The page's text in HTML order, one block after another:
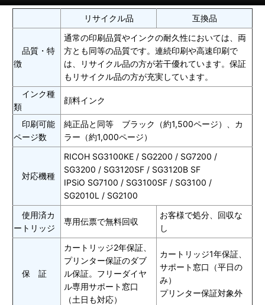
リサイクル品 互換品
品質・特
徴
通常の印刷品質やインクの耐久性においては、両
方とも同等の品質です。連続印刷や高速印刷で
は、リサイクル品の方が若干優れています。保証
もリサイクル品の方が充実しています。
インク種
類
顔料インク
印刷可能
ページ数
純正品と同等 ブラック（約1,500ページ）、カ
ラー（約1,000ページ）
対応機種
RICOH SG3100KE / SG2200 / SG7200 /
SG3200 / SG3120SF / SG3120B SF
IPSiO SG7100 / SG3100SF / SG3100 /
SG2010L / SG2100
使用済カ
ートリッジ
専用伝票で無料回収
お客様で処分、回収な
し
保 証
カートリッジ2年保証、
プリンター保証のダブ
ル保証。フリーダイヤ
ル専用サポート窓口
（土日も対応）
カートリッジ1年保証、
サポート窓口（平日の
み）
プリンター保証対象外